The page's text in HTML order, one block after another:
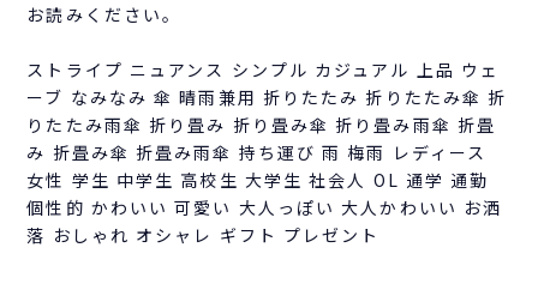
お読みください。
ストライプ ニュアンス シンプル カジュアル 上品 ウェ
ーブ なみなみ 傘 晴雨兼用 折りたたみ 折りたたみ傘 折
りたたみ雨傘 折り畳み 折り畳み傘 折り畳み雨傘 折畳
み 折畳み傘 折畳み雨傘 持ち運び 雨 梅雨 レディース
女性 学生 中学生 高校生 大学生 社会人 OL 通学 通勤
個性的 かわいい 可愛い 大人っぽい 大人かわいい お洒
落 おしゃれ オシャレ ギフト プレゼント